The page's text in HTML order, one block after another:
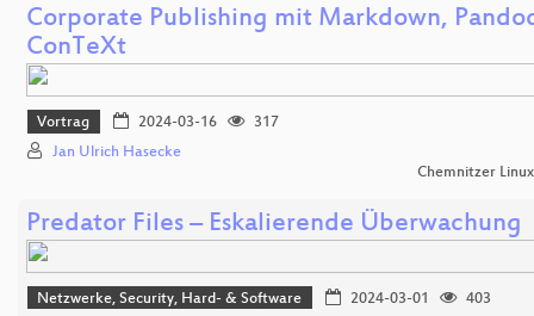
Corporate Publishing mit Markdown,
ConTeXt
Vortrag 2024-03-16
317
Jan Ulrich Hasecke
Chemnitzer
Predator Files – Eskalierende Überwachung
Netzwerke, Security, Hard- & Software 2024-03-01 403